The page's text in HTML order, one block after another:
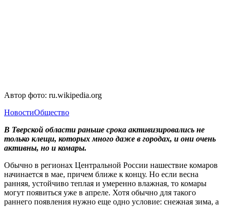
Автор фото: ru.wikipedia.org
НовостиОбщество
В Тверской области раньше срока активизировались не
только клещи, которых много даже в городах, и они очень
активны, но и комары.
Обычно в регионах Центральной России нашествие комаров
начинается в мае, причем ближе к концу. Но если весна
ранняя, устойчиво теплая и умеренно влажная, то комары
могут появиться уже в апреле. Хотя обычно для такого
раннего появления нужно еще одно условие: снежная зима, а